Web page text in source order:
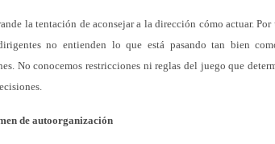
la tentación de aconsejar a la dirección cómo actuar.
no entienden lo que está pasando tan bien
No conocemos restricciones ni reglas del juego que
de autoorganización